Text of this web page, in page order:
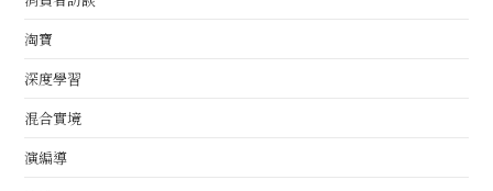
淘寶
深度學習
混合實境
演編導